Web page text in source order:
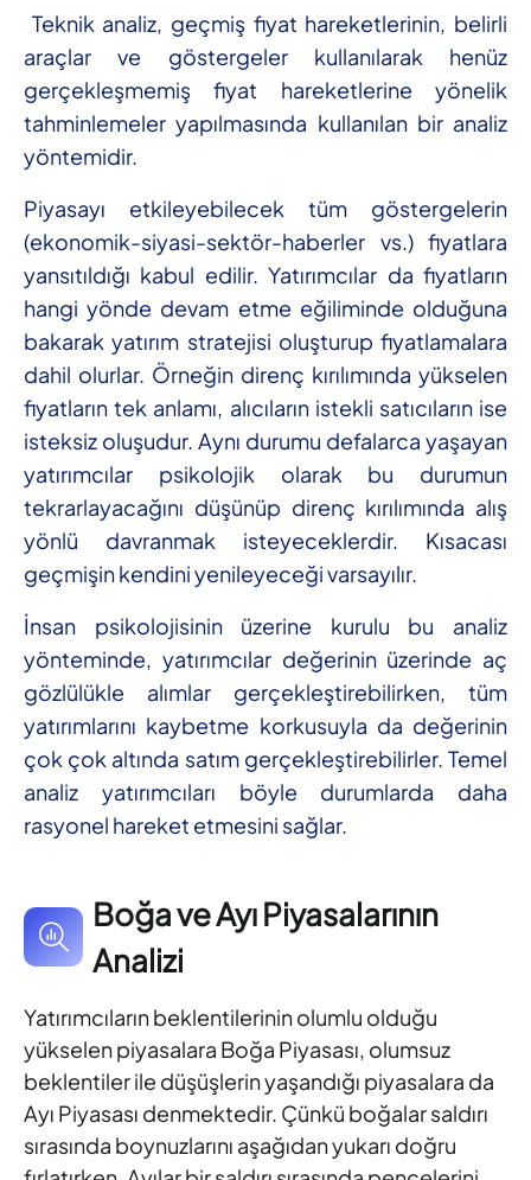
Teknik analiz, geçmiş fiyat hareketlerinin, belirli
araçlar ve göstergeler kullanılarak henüz
gerçekleşmemiş fiyat hareketlerine yönelik
tahminlemeler yapılmasında kullanılan bir analiz
yöntemidir.
Piyasayı etkileyebilecek tüm göstergelerin
(ekonomik-siyasi-sektör-haberler vs.) fiyatlara
yansıtıldığı kabul edilir. Yatırımcılar da fiyatların
hangi yönde devam etme eğiliminde olduğuna
bakarak yatırım stratejisi oluşturup fiyatlamalara
dahil olurlar. Örneğin direnç kırılımında yükselen
fiyatların tek anlamı, alıcıların istekli satıcıların ise
isteksiz oluşudur. Aynı durumu defalarca yaşayan
yatırımcılar psikolojik olarak bu durumun
tekrarlayacağını düşünüp direnç kırılımında alış
yönlü davranmak isteyeceklerdir. Kısacası
geçmişin kendini yenileyeceği varsayılır.
İnsan psikolojisinin üzerine kurulu bu analiz
yönteminde, yatırımcılar değerinin üzerinde aç
gözlülükle alımlar gerçekleştirebilirken, tüm
yatırımlarını kaybetme korkusuyla da değerinin
çok çok altında satım gerçekleştirebilirler. Temel
analiz yatırımcıları böyle durumlarda daha
rasyonel hareket etmesini sağlar.
Boğa ve Ayı Piyasalarının
Analizi
Yatırımcıların beklentilerinin olumlu olduğu
yükselen piyasalara Boğa Piyasası, olumsuz
beklentiler ile düşüşlerin yaşandığı piyasalara da
Ayı Piyasası denmektedir. Çünkü boğalar saldırı
sırasında boynuzlarını aşağıdan yukarı doğru